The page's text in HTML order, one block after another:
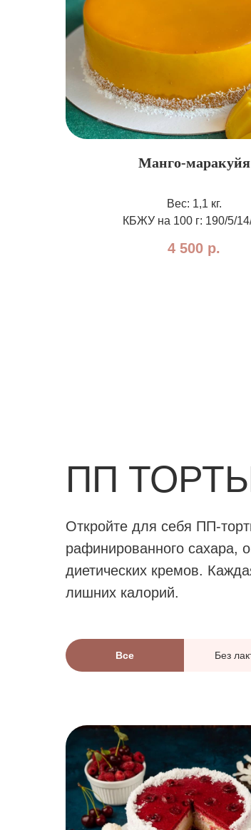
Манго-маракуйя
Вес: 1,1 кг.
КБЖУ на 100 г: 190/5/
4 500 р.
ПП
Откройте для себя
рафинированного сахара,
диетических кремов.
лишних калорий.
Все Без